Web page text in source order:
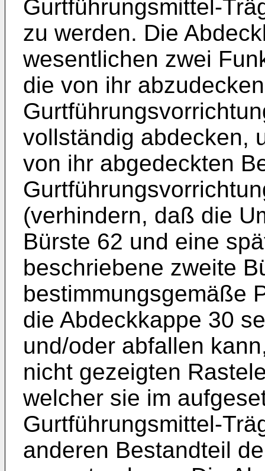
Gurtführungsmittel-
zu werden. Die
wesentlichen zwei
die von ihr
vollständig abdecken,
von ihr abgedeckten
(verhindern, daß die
Bürste 62 und eine
beschriebene zweite
bestimmungsgemäße
die Abdeckkappe 30
und/oder abfallen
nicht gezeigten
welcher sie im
Gurtführungsmittel-
anderen Bestandteil